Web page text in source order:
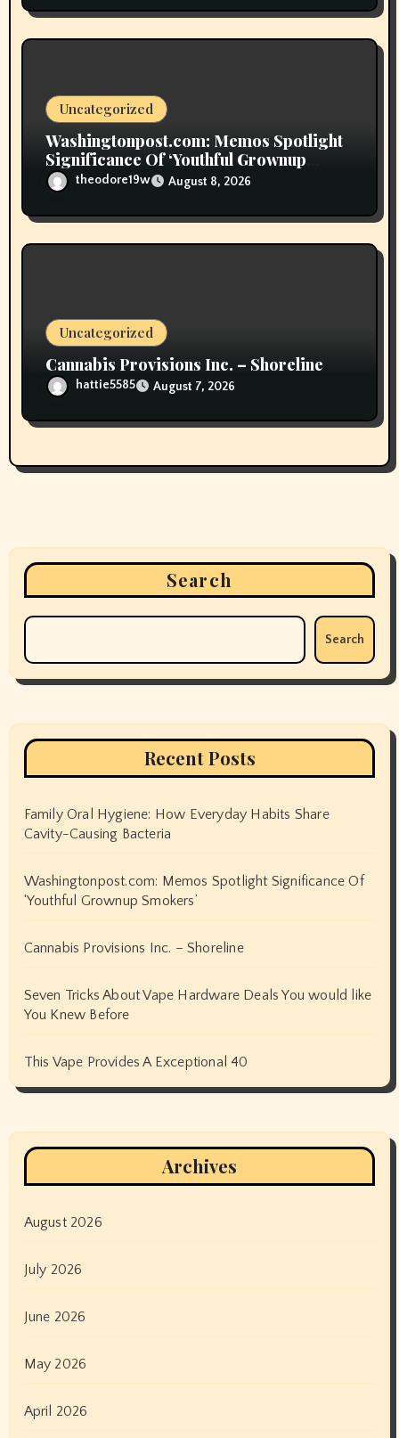
Uncategorized
Washingtonpost.com: Memos Spotlight
Significance Of ‘Youthful Grownup
Smokers’
theodore19w August 8, 2026
Uncategorized
Cannabis Provisions Inc. – Shoreline
hattie5585 August 7, 2026
Search
Search
Recent Posts
Family Oral Hygiene: How Everyday Habits Share
Cavity-Causing Bacteria
Washingtonpost.com: Memos Spotlight Significance Of
‘Youthful Grownup Smokers’
Cannabis Provisions Inc. – Shoreline
Seven Tricks About Vape Hardware Deals You would like
You Knew Before
This Vape Provides A Exceptional 40
Archives
August 2026
July 2026
June 2026
May 2026
April 2026